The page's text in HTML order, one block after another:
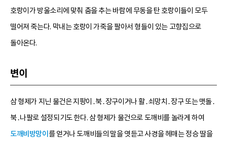
호랑이가 방울소리에 맞춰 춤을 추는 바람에 무동을 탄 호랑이들이 모두
떨어져 죽는다. 막내는 호랑이 가죽을 팔아서 형들이 있는 고향집으로
돌아온다.
변이
삼 형제가 지닌 물건은 지팡이․북․장구이거나 활․쇠망치․장구 또는 맷돌․
북․나팔로 설정되기도 한다. 삼 형제가 물건으로 도깨비를 놀라게 하여
도깨비방망이 를 얻거나 도깨비들의 말을 엿듣고 사경을 헤매는 정승 딸을